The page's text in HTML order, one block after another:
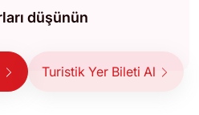
düşünün
Turistik Yer Bileti Al